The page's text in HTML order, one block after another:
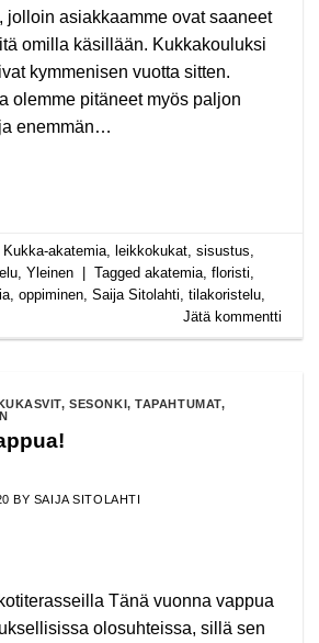
jolloin asiakkaamme ovat saaneet
omilla käsillään. Kukkakouluksi
kymmenisen vuotta sitten.
olemme pitäneet myös paljon
enemmän…
Kukka-akatemia, leikkokukat,sisustus,
,Yleinen Taggedakatemia,floristi,
,oppiminen,Saija Sitolahti,tilakoristelu,
Jätä kommentti
,SESONKI,TAPAHTUMAT,
BY SAIJA SITOLAHTI
Tänä vuonna vappua
olosuhteissa, sillä sen